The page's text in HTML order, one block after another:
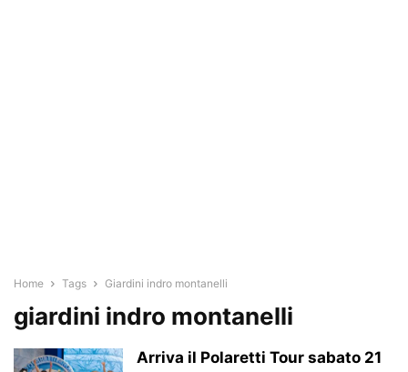
Home Tags Giardini indro montanelli
giardini indro montanelli
Arriva il Polaretti Tour sabato 21